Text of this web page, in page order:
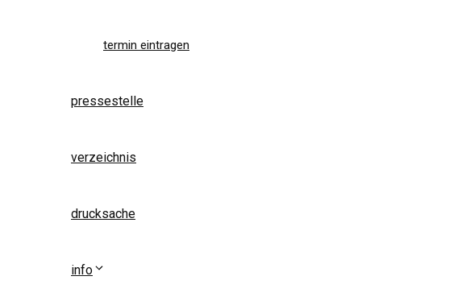
termin eintragen
pressestelle
verzeichnis
drucksache
info